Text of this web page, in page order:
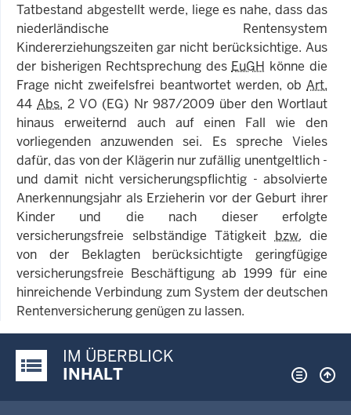
Tatbestand abgestellt werde, liege es nahe, dass das
niederländische Rentensystem
Kindererziehungszeiten gar nicht berücksichtige. Aus
der bisherigen Rechtsprechung des EuGH könne die
Frage nicht zweifelsfrei beantwortet werden, ob Art.
44Abs. 2 VO (EG) Nr 987/2009 über den Wortlaut
hinaus erweiternd auch auf einen Fall wie den
vorliegenden anzuwenden sei. Es spreche Vieles
dafür, das von der Klägerin nur zufällig unentgeltlich -
und damit nicht versicherungspflichtig - absolvierte
Anerkennungsjahr als Erzieherin vor der Geburt ihrer
Kinder und die nach dieser erfolgte
versicherungsfreie selbständige Tätigkeit bzw. die
von der Beklagten berücksichtigte geringfügige
versicherungsfreie Beschäftigung ab 1999 für eine
hinreichende Verbindung zum System der deutschen
Rentenversicherung genügen zu lassen.
Justiz-Portal im Überblick:
IM ÜBERBLICK
INHALT